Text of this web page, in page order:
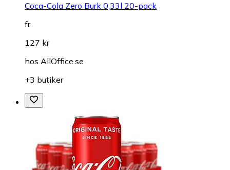
Coca-Cola Zero Burk 0,33l 20-pack
fr.
127 kr
hos AllOffice.se
+3 butiker